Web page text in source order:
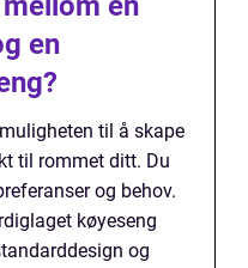
en
til å skape
til rommet ditt. Du
og behov.
køyeseng
og